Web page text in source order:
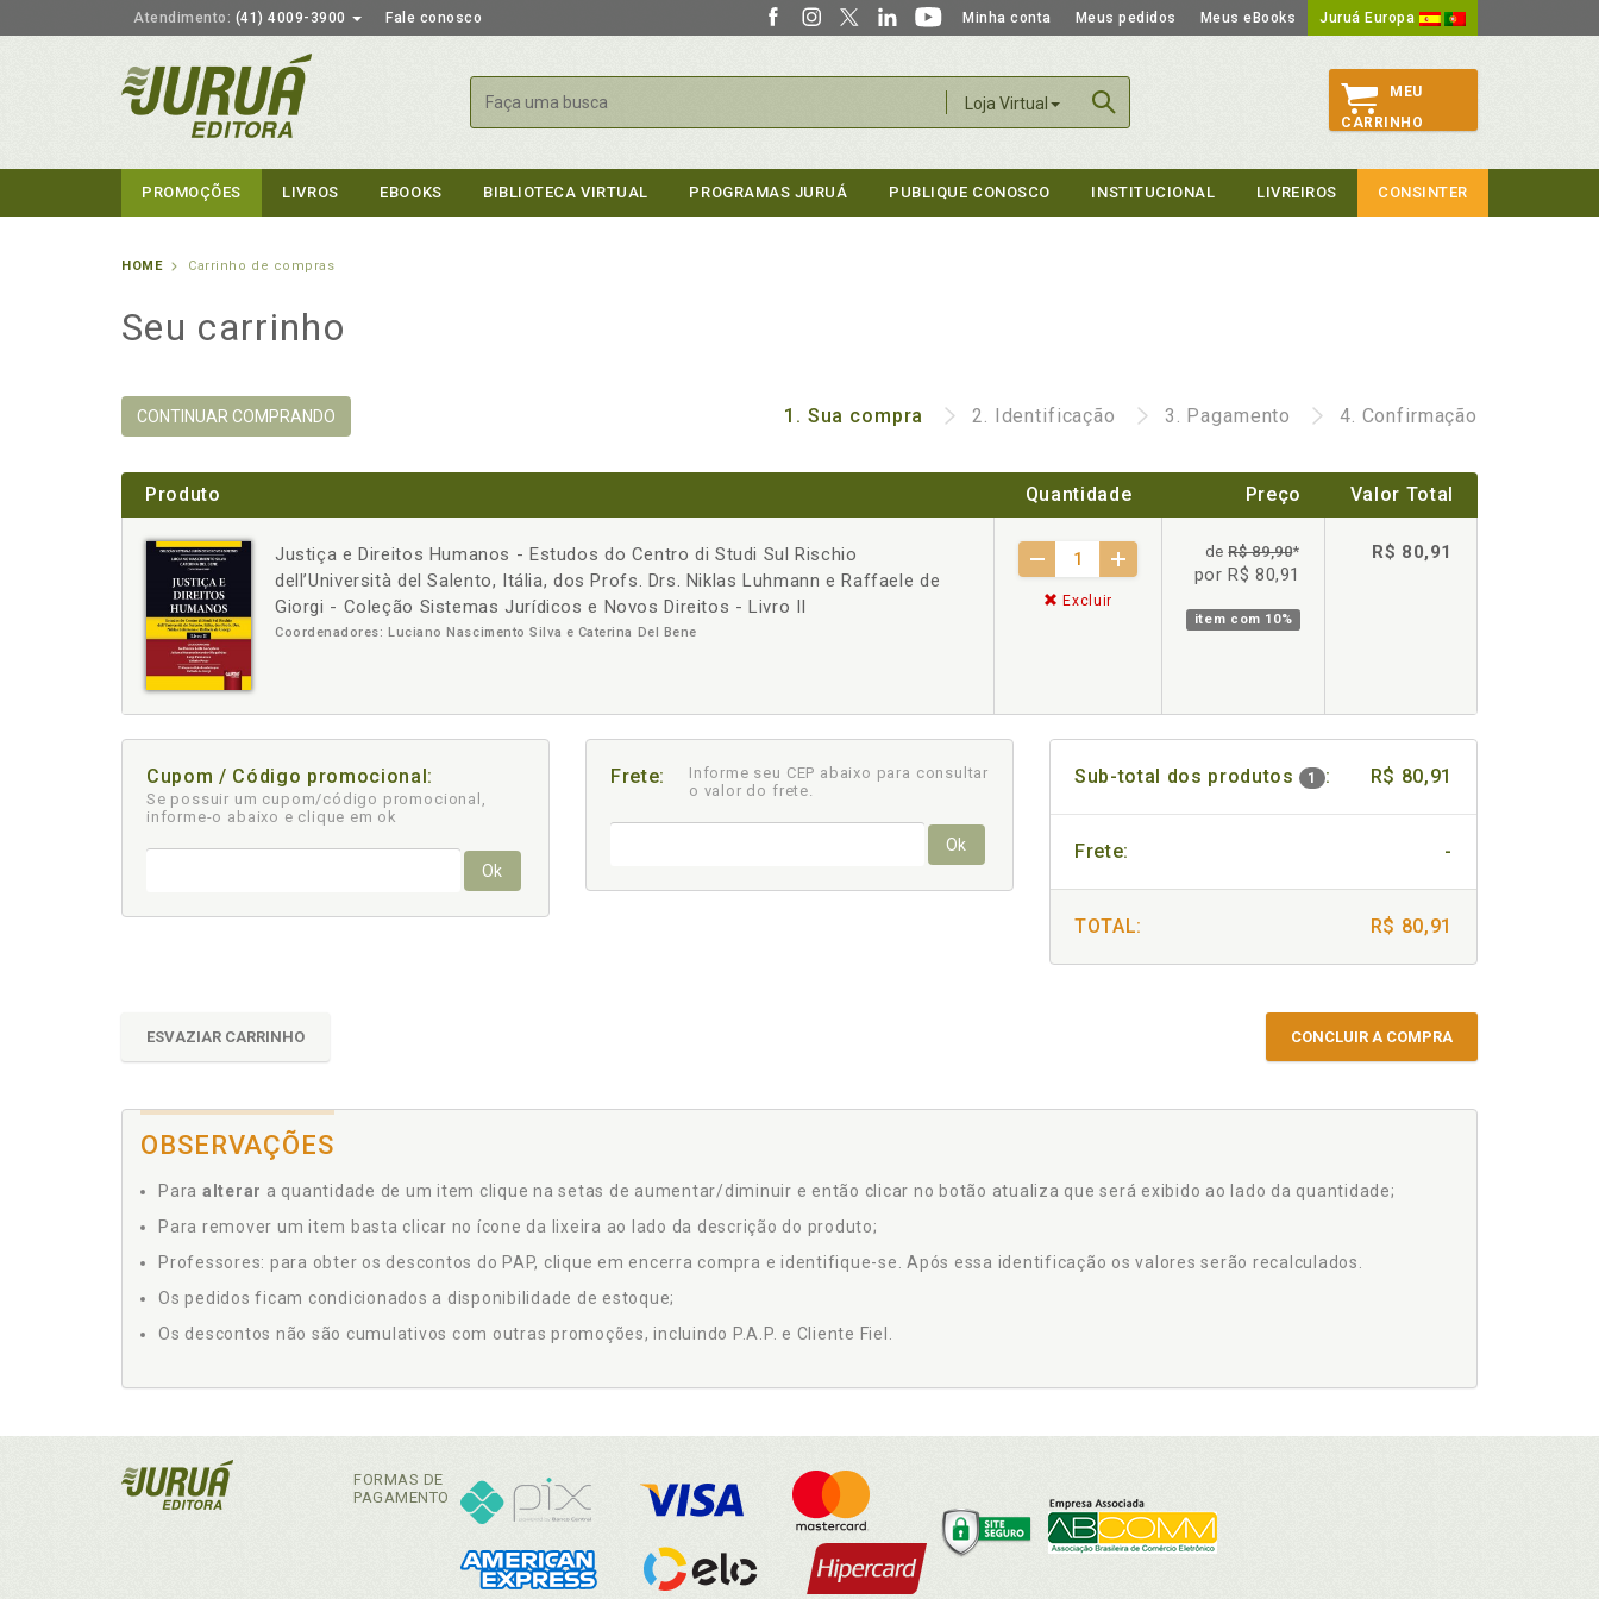
Atendimento: (41) 4009-3900 Fale conosco Minha conta Meus pedidos Meus eBooks Juruá Europa
Loja Virtual
Buscar
MEU
CARRINHO
PROMOÇÕES LIVROS EBOOKS BIBLIOTECA VIRTUAL PROGRAMAS JURUÁ PUBLIQUE CONOSCO INSTITUCIONAL LIVREIROS CONSINTER
HOME Carrinho de compras
Seu carrinho
CONTINUAR COMPRANDO 1. Sua compra 2. Identificação 3. Pagamento 4. Confirmação
Produto Quantidade Preço Valor Total
Justiça e Direitos Humanos - Estudos do Centro di Studi Sul Rischio
dell’Università del Salento, Itália, dos Profs. Drs. Niklas Luhmann e Raffaele de
Giorgi - Coleção Sistemas Jurídicos e Novos Direitos - Livro II
Coordenadores: Luciano Nascimento Silva e Caterina Del Bene
- +
Excluir
deR$ 89,90*
por R$ 80,91
item com 10%
R$ 80,91
Cupom / Código promocional:
Se possuir um cupom/código promocional,
informe-o abaixo e clique em ok
Ok
Frete:
Informe seu CEP abaixo para consultar
o valor do frete.
Ok
Sub-total dos produtos 1 : R$ 80,91
Frete: -
TOTAL: R$ 80,91
ESVAZIAR CARRINHO CONCLUIR A COMPRA
OBSERVAÇÕES
Para alterar a quantidade de um item clique na setas de aumentar/diminuir e então clicar no botão atualiza que será exibido ao lado da quantidade;
Para remover um item basta clicar no ícone da lixeira ao lado da descrição do produto;
Professores: para obter os descontos do PAP, clique em encerra compra e identifique-se. Após essa identificação os valores serão recalculados.
Os pedidos ficam condicionados a disponibilidade de estoque;
Os descontos não são cumulativos com outras promoções, incluindo P.A.P. e Cliente Fiel.
FORMAS DE
PAGAMENTO